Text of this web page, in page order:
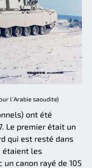
l'Arabie saoudite)
ont été
Le premier était un
qui est resté dans
étaient les
canon rayé de 105